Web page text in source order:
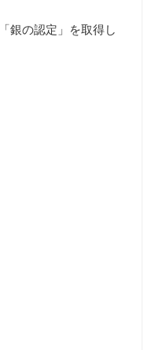
銀の認定」を取得し